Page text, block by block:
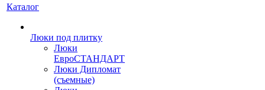
Каталог
Люки под плитку
Люки
ЕвроСТАНДАРТ
Люки Дипломат
(съемные)